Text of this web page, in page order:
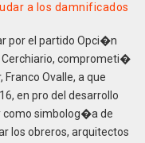
a los damnificados
por el partido Opci�n
comprometi�
Ovalle, a que
en pro del desarrollo
como simbolog�a de
los obreros, arquitectos